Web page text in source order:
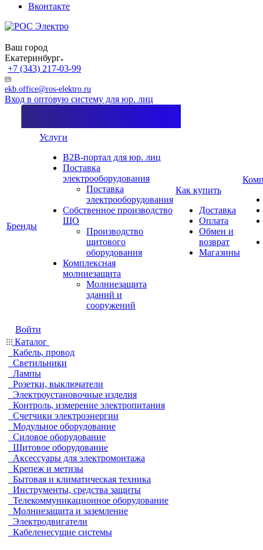
Вконтакте
Ваш город
Екатеринбург
+7 (343) 217-03-99
ekb.office@ros-elektro.ru
Вход в оптовую систему для юр. лиц
Бренды
Услуги
B2B-портал для юр. лиц
Поставка
электрооборудования
Поставка
электрооборудования
Собственное производство
ЩО
Производство
щитового
оборудования
Комплексная
молниезащита
Молниезащита
зданий и
сооружений
Как купить
Доставка
Оплата
Обмен и
возврат
Магазины
Войти
Каталог
Кабель, провод
Светильники
Лампы
Розетки, выключатели
Электроустановочные изделия
Контроль, измерение электропитания
Счетчики электроэнергии
Модульное оборудование
Силовое оборудование
Щитовое оборудование
Аксессуары для электромонтажа
Крепеж и метизы
Бытовая и климатическая техника
Инструменты, средства защиты
Телекоммуникационное оборудование
Молниезащита и заземление
Электродвигатели
Кабеленесущие системы